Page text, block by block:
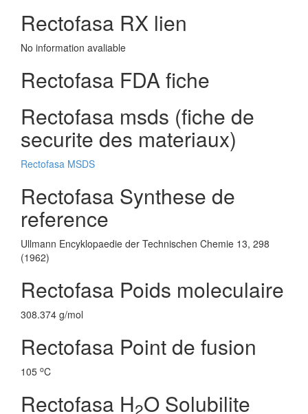
Rectofasa RX lien
No information avaliable
Rectofasa FDA fiche
Rectofasa msds (fiche de
securite des materiaux)
Rectofasa MSDS
Rectofasa Synthese de
reference
Ullmann Encyklopaedie der Technischen Chemie 13, 298
(1962)
Rectofasa Poids moleculaire
308.374 g/mol
Rectofasa Point de fusion
105 oC
Rectofasa H2O Solubilite